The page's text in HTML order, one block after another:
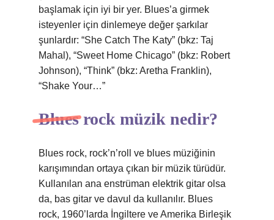
başlamak için iyi bir yer. Blues’a girmek
isteyenler için dinlemeye değer şarkılar
şunlardır: “She Catch The Katy” (bkz: Taj
Mahal), “Sweet Home Chicago” (bkz: Robert
Johnson), “Think” (bkz: Aretha Franklin),
“Shake Your…”
Blues rock müzik nedir?
Blues rock, rock’n’roll ve blues müziğinin
karışımından ortaya çıkan bir müzik türüdür.
Kullanılan ana enstrüman elektrik gitar olsa
da, bas gitar ve davul da kullanılır. Blues
rock, 1960’larda İngiltere ve Amerika Birleşik